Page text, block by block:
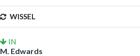
WISSEL
IN
M. Edwards